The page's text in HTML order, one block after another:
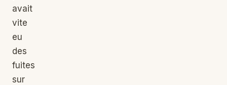
avait
vite
eu
des
fuites
sur